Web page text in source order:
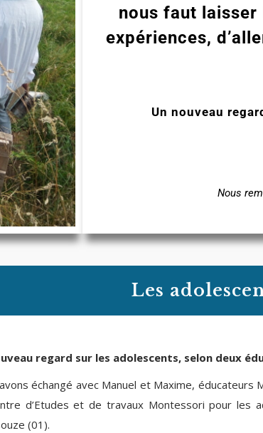
nous faut laisser
expériences,
Un nouveau
Nous
Les
regard sur les adolescents, selon deux
échangé avec Manuel et Maxime,
d’Etudes et de travaux Montessori pour les
(01).